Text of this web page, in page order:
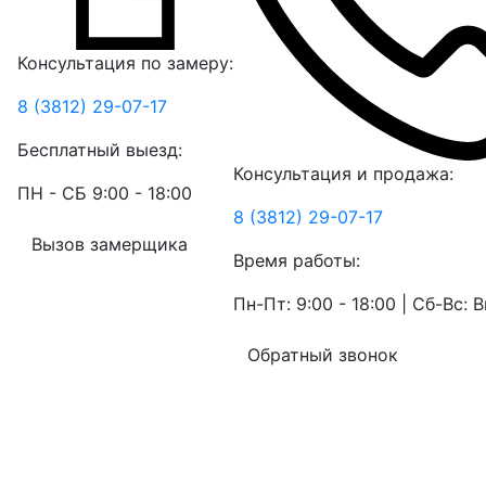
Консультация по замеру:
8 (3812) 29-07-17
Бесплатный выезд:
ПН - СБ 9:00 - 18:00
Вызов замерщика
Консультация и продажа:
8 (3812) 29-07-17
Время работы:
Пн-Пт: 9:00 - 18:00 | Сб-Вс:
Обратный звонок